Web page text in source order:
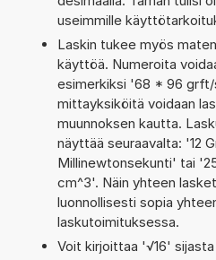
useimmille
Laskin tukee myös
käyttöä. Numeroita
esimerkiksi '68 * 96 grft/
mittayksiköitä voidaan
muunnoksen kautta.
näyttää seuraavalta: '12
Millinewtonsekunti' tai
cm^3'. Näin yhteen
luonnollisesti sopia
laskutoimituksessa.
Voit kirjoittaa '√16'